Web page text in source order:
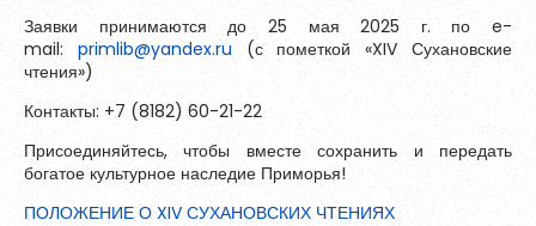
Заявки принимаются до 25 мая 2025 г. по e-
mail: primlib@yandex.ru (с пометкой «XIV Сухановские
чтения»)
Контакты: +7 (8182) 60-21-22
Присоединяйтесь, чтобы вместе сохранить и передать
богатое культурное наследие Приморья!
ПОЛОЖЕНИЕ О XIV СУХАНОВСКИХ ЧТЕНИЯХ
Пароль должен быть минимум 6 символов и содержать хотя
бы одну строчную букву, одну прописную букву, одну цифру
и один специальный символ.
Обновить